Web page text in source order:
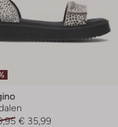
€ 35,99